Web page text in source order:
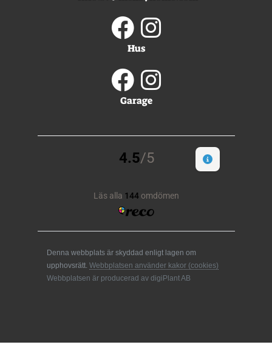
Hus
Garage
Denna webbplats är skyddad enligt lagen om
upphovsrätt. Webbplatsen använder kakor (cookies)
Webbplatsen är producerad av digiPlant AB